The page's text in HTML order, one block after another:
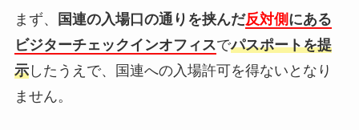
まず、 国連の入場口の通りを挟んだ反対側 にある
ビジターチェックインオフィスでパスポートを提
示したうえで、国連への入場許可を得ないとなり
ません。